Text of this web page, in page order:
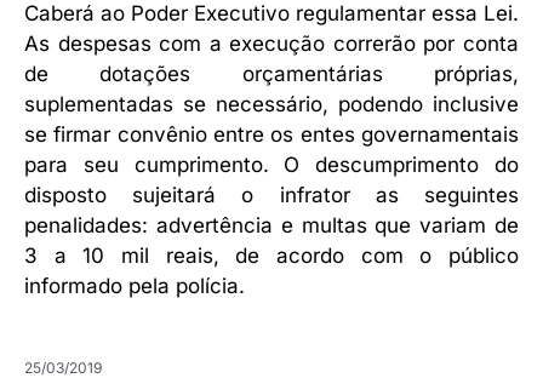
Caberá ao Poder Executivo regulamentar essa Lei.
As despesas com a execução correrão por conta
de dotações orçamentárias próprias,
suplementadas se necessário, podendo inclusive
se firmar convênio entre os entes governamentais
para seu cumprimento. O descumprimento do
disposto sujeitará o infrator as seguintes
penalidades: advertência e multas que variam de
3 a 10 mil reais, de acordo com o público
informado pela polícia.
25/03/2019